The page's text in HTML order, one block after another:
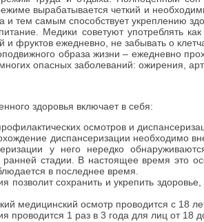
вырабатывается четкий и
и тем самым способствует укреплению
Медики советуют употреблять
и фруктов ежедневно, не забывать о
образа жизни – ежедневно
опасных заболеваний: ожирения,
здоровья включает в себя:
осмотров и
диспансеризации необходимо
у него нередко
стадии. В настоящее время это
в последнее время.
позволит сохранить и укрепить
медицинский осмотр проводится с 18
проводится 1 раз в 3 года для лиц от 18